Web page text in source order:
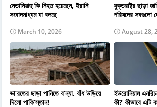
নেতানিয়াহু কি নিহত হয়েছেন, ইরানি
সংবাদমাধ্যম যা বলছে
March 10, 2026
যুক্তরাষ্ট্র ছাড়া
পরিষদের সবগুলো
August 28,
ভা’রতের ছাড়া পানিতে ব’ন্যা, বাঁধ উড়িয়ে
দিলো পাকি’স্তান!
ইউরোনিয়াম
কী? কীভাবে এটি